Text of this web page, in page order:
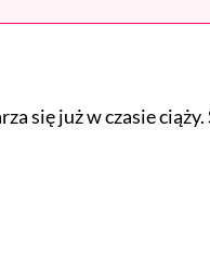
się już w czasie ciąży.